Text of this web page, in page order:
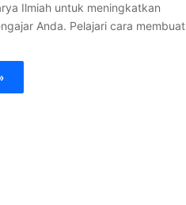
Ilmiah untuk meningkatkan
Anda. Pelajari cara membuat